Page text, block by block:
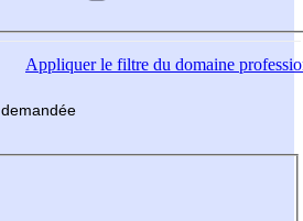
Appliquerle filtre du domaine
demandée